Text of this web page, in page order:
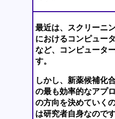
最近は、スクリーニ
におけるコンピュー
など、コンピュータ
す。
しかし、新薬候補化
の最も効率的なアプ
の方向を決めていく
は研究者自身なのです